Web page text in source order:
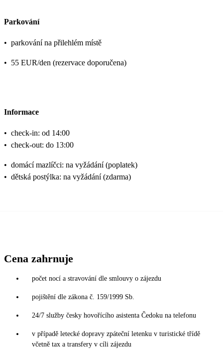
Parkování
• parkování na přilehlém místě
• 55 EUR/den (rezervace doporučena)
Informace
• check-in: od 14:00
• check-out: do 13:00
• domácí mazlíčci: na vyžádání (poplatek)
• dětská postýlka: na vyžádání (zdarma)
Cena zahrnuje
počet nocí a stravování dle smlouvy o zájezdu
pojištění dle zákona č. 159/1999 Sb.
24/7 služby česky hovořícího asistenta Čedoku na telefonu
v případě letecké dopravy zpáteční letenku v turistické třídě
včetně tax a transfery v cíli zájezdu